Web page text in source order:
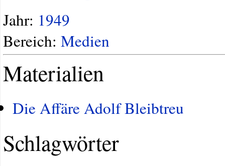
Jahr: 1949
Bereich: Medien
Materialien
Die Affäre Adolf Bleibtreu
Schlagwörter